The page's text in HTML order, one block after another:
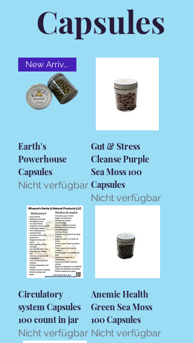
Capsules
New Arrival
Earth's
Powerhouse
Capsules
Nicht verfügbar
Gut & Stress
Cleanse Purple
Sea Moss 100
Capsules
Nicht verfügbar
Circulatory
system Capsules
100 count in jar
Nicht verfügbar
Anemic Health
Green Sea Moss
100 Capsules
Nicht verfügbar